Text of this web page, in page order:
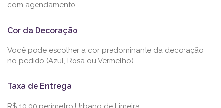
com agendamento,
Cor da Decoração
Você pode escolher a cor predominante da decoração
no pedido (Azul, Rosa ou Vermelho).
Taxa de Entrega
R$ 10,00 perímetro Urbano de Limeira